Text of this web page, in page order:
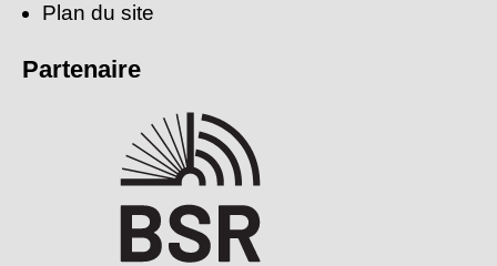
Plan du site
Partenaire